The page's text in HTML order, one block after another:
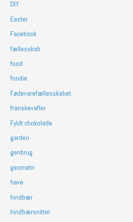
DIY
Easter
Facebook
fællesskab
food
foodie
Fødevarefællesskabet
franskevafler
Fyldt chokolade
garden
genbrug
geometri
have
hindbær
hindbærsnitter